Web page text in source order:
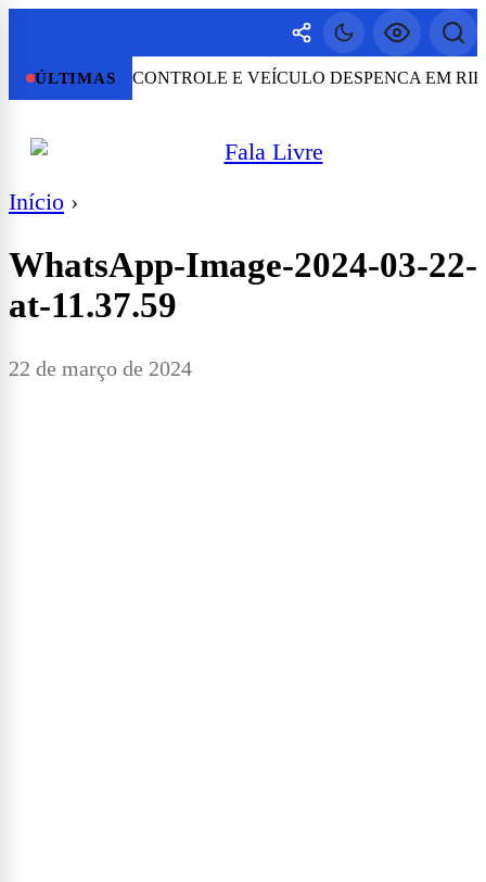
ÚLTIMAS
PERDE O CONTROLE E VEÍCULO DESPENCA EM
Início ›
WhatsApp-Image-2024-03-22-
at-11.37.59
22 de março de 2024